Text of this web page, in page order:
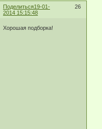
Поделиться 26
19-01-
2014 15:15:48
Хорошая подборка!